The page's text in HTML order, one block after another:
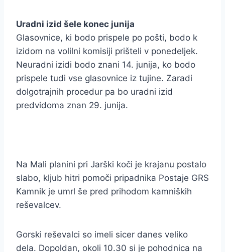
Uradni izid šele konec junija
Glasovnice, ki bodo prispele po pošti, bodo k
izidom na volilni komisiji prišteli v ponedeljek.
Neuradni izidi bodo znani 14. junija, ko bodo
prispele tudi vse glasovnice iz tujine. Zaradi
dolgotrajnih procedur pa bo uradni izid
predvidoma znan 29. junija.
Na Mali planini pri Jarški koči je krajanu postalo
slabo, kljub hitri pomoči pripadnika Postaje GRS
Kamnik je umrl še pred prihodom kamniških
reševalcev.
Gorski reševalci so imeli sicer danes veliko
dela. Dopoldan, okoli 10.30 si je pohodnica na